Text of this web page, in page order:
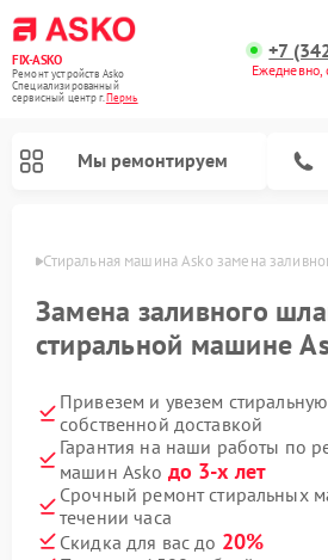
FIX-ASKO
Ремонт устройств Asko
Специализированный
cервисный центр г.Пермь
+7
Мы ремонтируем
Стиральная машина Asko замена
Замена заливного
стиральной машине
Привезем и увезем
собственной доставкой
Гарантия на наши работы по
машин Asko до 3-х лет
Срочный ремонт стиральных
течении часа
Скидка для вас до 20%